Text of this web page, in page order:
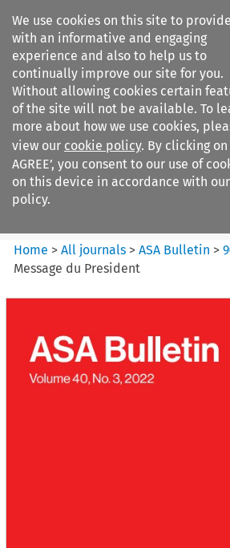
We use cookies on this site to
with an informative and engaging
experience and also to help us to
continually improve our site for you.
Without allowing cookies certain
of the site will not be available. To
more about how we use cookies,
view our cookie policy. By clicking on
AGREE’, you consent to our use of
on this device in accordance with our
policy.
Search filters
ASA Bulletin
Home >All journals >ASA Bulletin >9
Message du President